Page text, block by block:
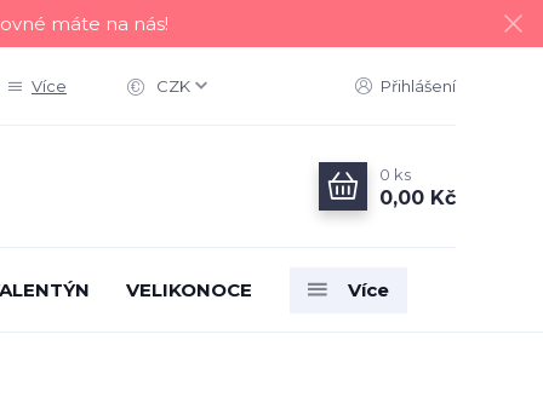
máte na nás!
Více CZK Přihlášení
0 ks
0,00 Kč
VELIKONOCE Více